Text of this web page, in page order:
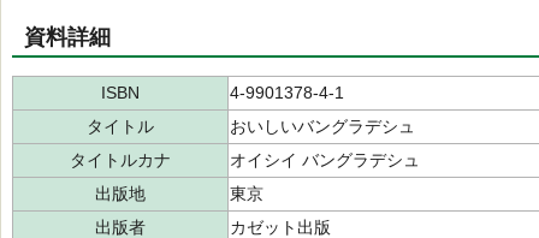
資料詳細
ISBN
4-9901378-4-1
タイトル
おいしいバングラデシュ
タイトルカナ
オイシイ バングラデシュ
出版地
東京
出版者
カゼット出版